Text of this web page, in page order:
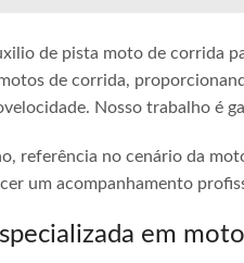
de pista moto de corrida
de corrida,
Nosso trabalho é
referência no cenário da
um acompanhamento
em